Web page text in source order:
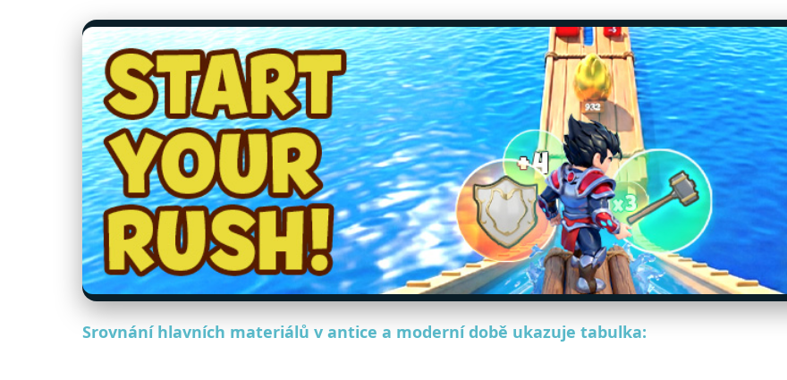
Srovnání hlavních materiálů v antice a moderní době ukazuje tabulka: